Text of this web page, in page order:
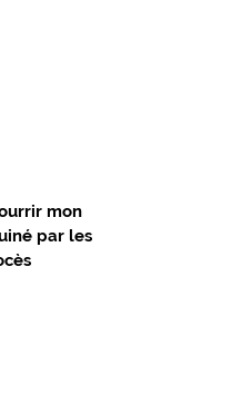
mon
par les